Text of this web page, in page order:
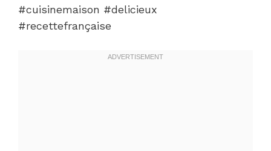
#cuisinemaison #delicieux
#recettefrançaise